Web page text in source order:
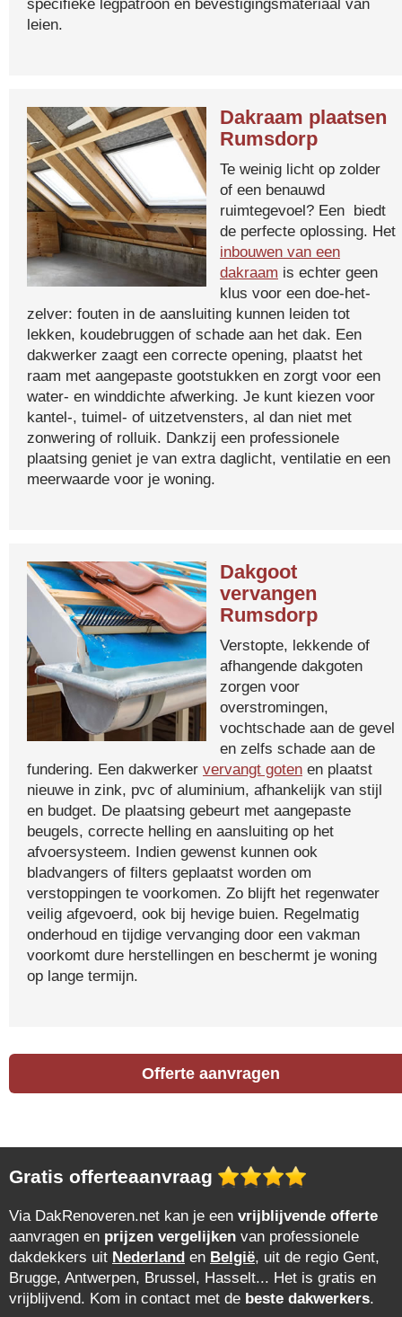
specifieke legpatroon en bevestigingsmateriaal van
leien.
Dakraam plaatsen
Rumsdorp
Te weinig licht op zolder
of een benauwd
ruimtegevoel? Een biedt
de perfecte oplossing. Het
inbouwen van een
dakraam is echter geen
klus voor een doe-het-
zelver: fouten in de aansluiting kunnen leiden tot
lekken, koudebruggen of schade aan het dak. Een
dakwerker zaagt een correcte opening, plaatst het
raam met aangepaste gootstukken en zorgt voor een
water- en winddichte afwerking. Je kunt kiezen voor
kantel-, tuimel- of uitzetvensters, al dan niet met
zonwering of rolluik. Dankzij een professionele
plaatsing geniet je van extra daglicht, ventilatie en een
meerwaarde voor je woning.
Dakgoot
vervangen
Rumsdorp
Verstopte, lekkende of
afhangende dakgoten
zorgen voor
overstromingen,
vochtschade aan de gevel
en zelfs schade aan de
fundering. Een dakwerker vervangt goten en plaatst
nieuwe in zink, pvc of aluminium, afhankelijk van stijl
en budget. De plaatsing gebeurt met aangepaste
beugels, correcte helling en aansluiting op het
afvoersysteem. Indien gewenst kunnen ook
bladvangers of filters geplaatst worden om
verstoppingen te voorkomen. Zo blijft het regenwater
veilig afgevoerd, ook bij hevige buien. Regelmatig
onderhoud en tijdige vervanging door een vakman
voorkomt dure herstellingen en beschermt je woning
op lange termijn.
Offerte aanvragen
Gratis offerteaanvraag
Via DakRenoveren.net kan je een vrijblijvende offerte
aanvragen en prijzen vergelijken van professionele
dakdekkers uit Nederland en België, uit de regio Gent,
Brugge, Antwerpen, Brussel, Hasselt... Het is gratis en
vrijblijvend. Kom in contact met de beste dakwerkers.